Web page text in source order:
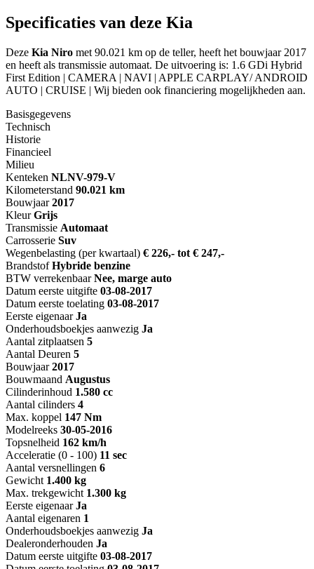
Specificaties van deze Kia
Deze Kia Niro met 90.021 km op de teller, heeft het bouwjaar 2017
en heeft als transmissie automaat. De uitvoering is: 1.6 GDi Hybrid
First Edition | CAMERA | NAVI | APPLE CARPLAY/ ANDROID
AUTO | CRUISE | Wij bieden ook financiering mogelijkheden aan.
Basisgegevens
Technisch
Historie
Financieel
Milieu
Kenteken NLNV-979-V
Kilometerstand 90.021 km
Bouwjaar 2017
Kleur Grijs
Transmissie Automaat
Carrosserie Suv
Wegenbelasting (per kwartaal) € 226,- tot € 247,-
Brandstof Hybride benzine
BTW verrekenbaar Nee, marge auto
Datum eerste uitgifte 03-08-2017
Datum eerste toelating 03-08-2017
Eerste eigenaar Ja
Onderhoudsboekjes aanwezig Ja
Aantal zitplaatsen 5
Aantal Deuren 5
Bouwjaar 2017
Bouwmaand Augustus
Cilinderinhoud 1.580 cc
Aantal cilinders 4
Max. koppel 147 Nm
Modelreeks 30-05-2016
Topsnelheid 162 km/h
Acceleratie (0 - 100) 11 sec
Aantal versnellingen 6
Gewicht 1.400 kg
Max. trekgewicht 1.300 kg
Eerste eigenaar Ja
Aantal eigenaren 1
Onderhoudsboekjes aanwezig Ja
Dealeronderhouden Ja
Datum eerste uitgifte 03-08-2017